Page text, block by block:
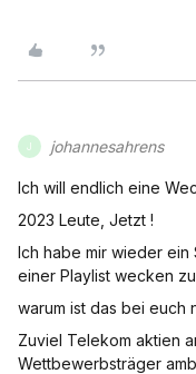
J johannesahrens
Ich will endlich eine
2023 Leute, Jetzt !
Ich habe mir wieder ein
einer Playlist wecken
warum ist das bei euch
Zuviel Telekom aktien
Wettbewerbsträger